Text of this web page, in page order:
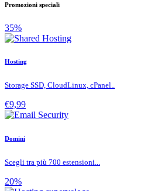
Promozioni speciali
35%
Hosting
Storage SSD, CloudLinux, cPanel..
€9,99
Domini
Scegli tra più 700 estensioni...
20%